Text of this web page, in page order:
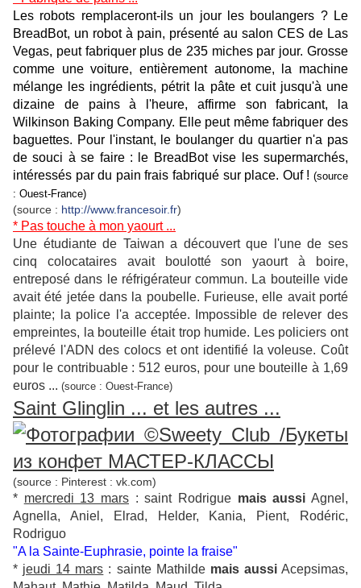
Les robots remplaceront-ils un jour les boulangers ? Le
BreadBot, un robot à pain, présenté au salon CES de Las
Vegas, peut fabriquer plus de 235 miches par jour. Grosse
comme une voiture, entièrement autonome, la machine
mélange les ingrédients, pétrit la pâte et cuit jusqu'à une
dizaine de pains à l'heure, affirme son fabricant, la
Wilkinson Baking Company. Elle peut même fabriquer des
baguettes. Pour l'instant, le boulanger du quartier n'a pas
de souci à se faire : le BreadBot vise les supermarchés,
intéressés par du pain frais fabriqué sur place. Ouf ! (source
: Ouest-France)
(source : http://www.francesoir.fr)
* Pas touche à mon yaourt ...
Une étudiante de Taiwan a découvert que l'une de ses
cinq colocataires avait boulotté son yaourt à boire,
entreposé dans le réfrigérateur commun. La bouteille vide
avait été jetée dans la poubelle. Furieuse, elle avait porté
plainte; la police l'a acceptée. Impossible de relever des
empreintes, la bouteille était trop humide. Les policiers ont
prélevé l'ADN des colocs et ont identifié la voleuse. Coût
pour le contribuable : 512 euros, pour une bouteille à 1,69
euros ... (source : Ouest-France)
Saint Glinglin ... et les autres ...
(source : Pinterest : vk.com)
* mercredi 13 mars : saint Rodrigue mais aussi Agnel,
Agnella, Aniel, Elrad, Helder, Kania, Pient, Rodéric,
Rodriguo
"A la Sainte-Euphrasie, pointe la fraise"
* jeudi 14 mars : sainte Mathilde mais aussiAcepsimas,